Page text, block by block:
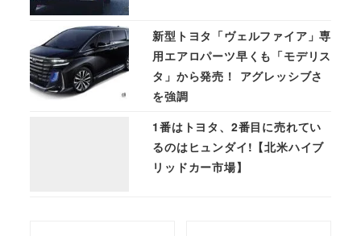
新型トヨタ「ヴェルファイア」専
用エアロパーツ早くも「モデリス
タ」から発売！ アグレッシブさ
を強調
1番はトヨタ、2番目に売れてい
るのはヒュンダイ!【北米ハイブ
リッドカー市場】